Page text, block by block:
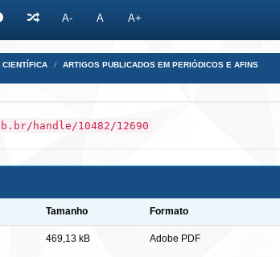
A- A A+
CIENTÍFICA ARTIGOS PUBLICADOS EM PERIÓDICOS E AFINS
handle/10482/12690
Tamanho Formato
469,13 kB Adobe PDF